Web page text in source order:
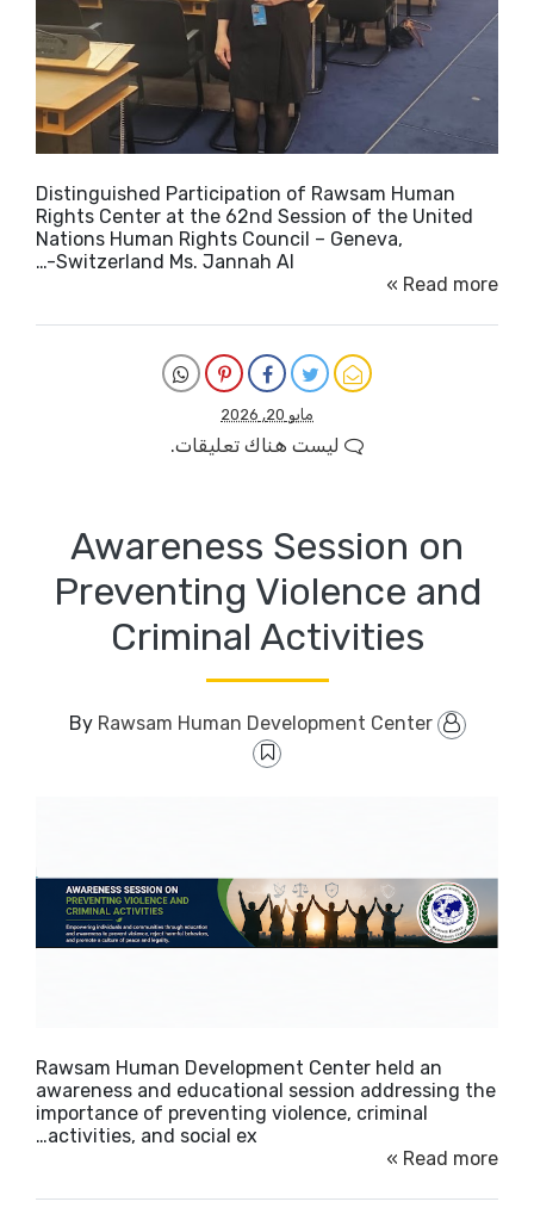
Distinguished Participation of Rawsam Human
Rights Center at the 62nd Session of the United
Nations Human Rights Council – Geneva,
Switzerland Ms. Jannah Al-…
Read more »
مايو 20, 2026
ليست هناك تعليقات.
Awareness Session on
Preventing Violence and
Criminal Activities
By
Rawsam Human Development Center
Rawsam Human Development Center held an
awareness and educational session addressing the
importance of preventing violence, criminal
activities, and social ex…
Read more »